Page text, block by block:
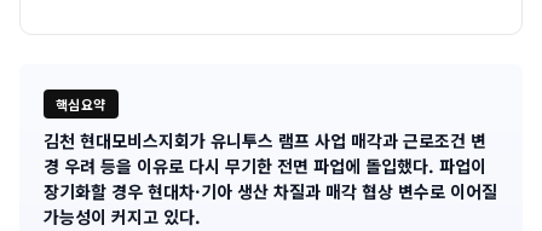
핵심요약
기
사
김천 현대모비스지회가 유니투스 램프 사업 매각과 근로조건 변
경 우려 등을 이유로 다시 무기한 전면 파업에 돌입했다. 파업이
장기화할 경우 현대차·기아 생산 차질과 매각 협상 변수로 이어질
가능성이 커지고 있다.